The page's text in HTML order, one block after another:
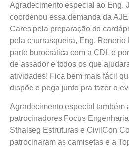
Agradecimento especial ao Eng.
coordenou essa demanda da
Cares pela preparação do
pela churrasqueira, Eng. Renerio
parte burocrática com a CDL e
de assador e todos os que
atividades! Fica bem mais fácil
dispõe e pega junto pra fazer o
Agradecimento especial também
patrocinadores Focus
Sthalseg Estruturas e CivilCon
patrocinaram as camisetas e a